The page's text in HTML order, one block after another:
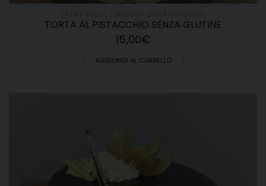
TORTA AL PISTACCHIO SENZA GLUTINE
15,00€
AGGIUNGI AL CARRELLO